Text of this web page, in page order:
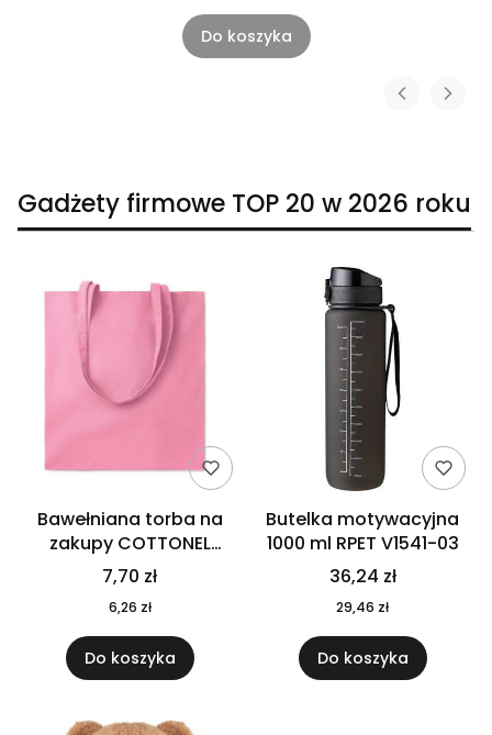
Do koszyka
Gadżety firmowe TOP 20 w 2026 roku
Bawełniana torba na
zakupy COTTONEL
COLOUR++ MO9846-11
7,70 zł
6,26 zł
Do koszyka
Butelka motywacyjna
1000 ml RPET V1541-03
36,24 zł
29,46 zł
Do koszyka